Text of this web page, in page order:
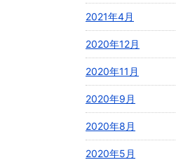
2021年4月
2020年12月
2020年11月
2020年9月
2020年8月
2020年5月